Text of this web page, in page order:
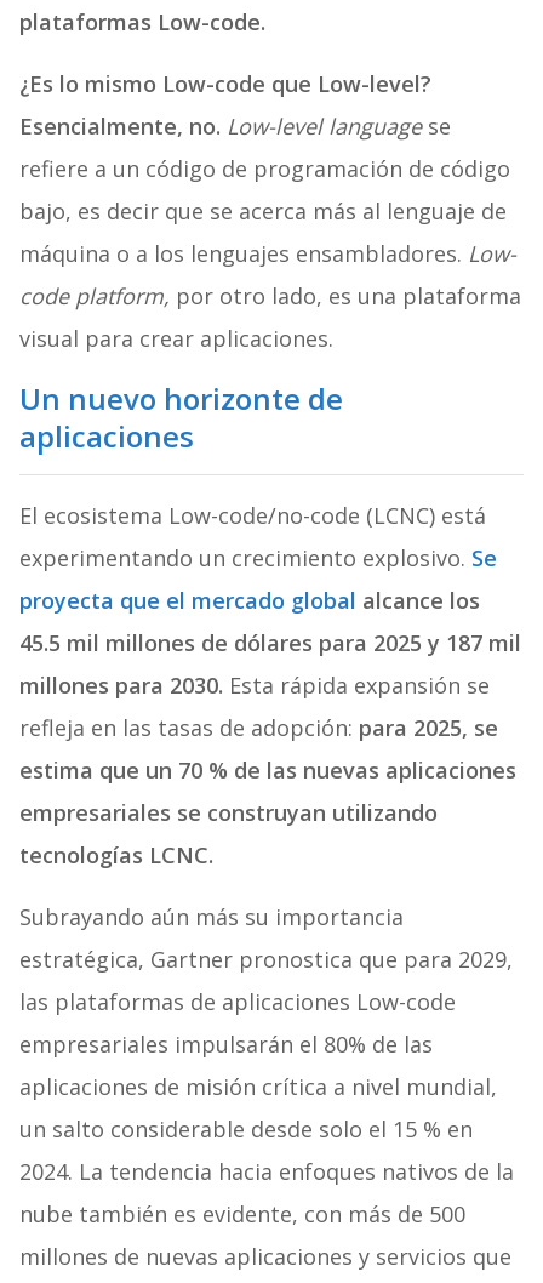
plataformas Low-code.
¿Es lo mismo Low-code que Low-level?
Esencialmente, no. Low-level language se
refiere a un código de programación de código
bajo, es decir que se acerca más al lenguaje de
máquina o a los lenguajes ensambladores. Low-
code platform, por otro lado, es una plataforma
visual para crear aplicaciones.
Un nuevo horizonte de
aplicaciones
El ecosistema Low-code/no-code (LCNC) está
experimentando un crecimiento explosivo. Se
proyecta que el mercado global alcance los
45.5 mil millones de dólares para 2025 y 187 mil
millones para 2030. Esta rápida expansión se
refleja en las tasas de adopción: para 2025, se
estima que un 70 % de las nuevas aplicaciones
empresariales se construyan utilizando
tecnologías LCNC.
Subrayando aún más su importancia
estratégica, Gartner pronostica que para 2029,
las plataformas de aplicaciones Low-code
empresariales impulsarán el 80% de las
aplicaciones de misión crítica a nivel mundial,
un salto considerable desde solo el 15 % en
2024. La tendencia hacia enfoques nativos de la
nube también es evidente, con más de 500
millones de nuevas aplicaciones y servicios que